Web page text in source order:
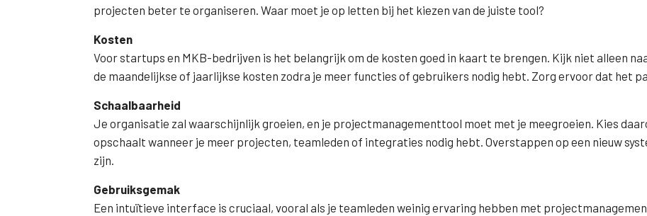
projecten beter te organiseren. Waar moet je op letten bij het kiezen van de juiste tool?
Kosten
Voor startups en MKB-bedrijven is het belangrijk om de kosten goed in kaart te brengen. Kijk niet alleen
de maandelijkse of jaarlijkse kosten zodra je meer functies of gebruikers nodig hebt. Zorg ervoor dat het
Schaalbaarheid
Je organisatie zal waarschijnlijk groeien, en je projectmanagementtool moet met je meegroeien. Kies
opschaalt wanneer je meer projecten, teamleden of integraties nodig hebt. Overstappen op een nieuw
zijn.
Gebruiksgemak
Een intuïtieve interface is cruciaal, vooral als je teamleden weinig ervaring hebben met